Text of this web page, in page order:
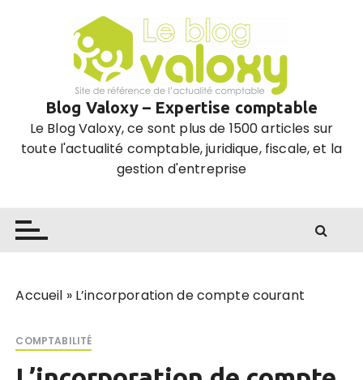
Blog Valoxy – Expertise comptable
Le Blog Valoxy, ce sont plus de 1500 articles sur
toute l'actualité comptable, juridique, fiscale, et la
gestion d'entreprise
Accueil » L’incorporation de compte courant
COMPTABILITÉ